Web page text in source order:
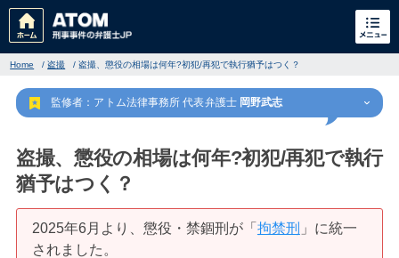
刑事事件 でお困りの方
Home /盗撮 /盗撮、懲役の相場は何年?初犯/再犯で執行猶予はつく？
監修者：アトム法律事務所 代表弁護士 岡野武志
盗撮、懲役の相場は何年?初犯/再犯で執行
猶予はつく？
2025年6月より、懲役・禁錮刑が「 拘禁刑 」に統一
されました。